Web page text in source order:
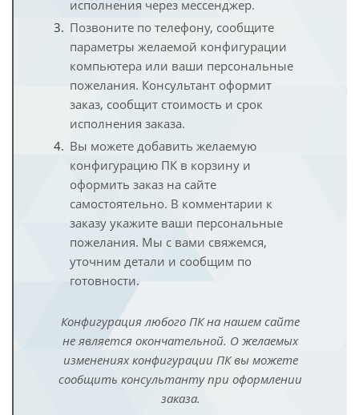
исполнения через мессенджер.
Позвоните по телефону, сообщите
параметры желаемой конфигурации
компьютера или ваши персональные
пожелания. Консультант оформит
заказ, сообщит стоимость и срок
исполнения заказа.
Вы можете добавить желаемую
конфигурацию ПК в корзину и
оформить заказ на сайте
самостоятельно. В комментарии к
заказу укажите ваши персональные
пожелания. Мы с вами свяжемся,
уточним детали и сообщим по
готовности.
Конфигурация любого ПК на нашем сайте
не является окончательной. О желаемых
изменениях конфигурации ПК вы можете
сообщить консультанту при оформлении
заказа.